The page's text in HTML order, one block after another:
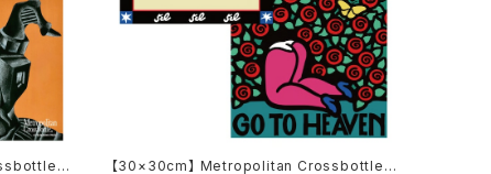
【30×30cm】 Metropolitan Crossbottle